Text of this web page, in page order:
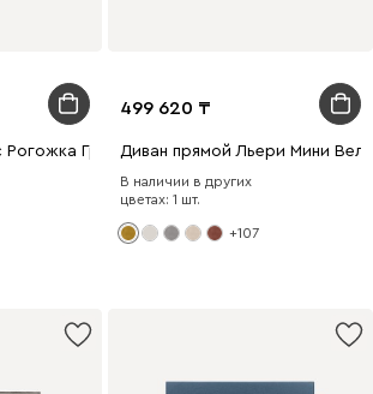
Рогожка Графитовый
499 620
Диван прямой Льери Мини
В наличии в других
цветах: 1 шт.
+107